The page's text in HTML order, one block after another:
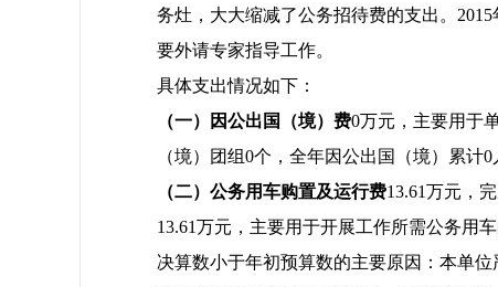
务灶，大大缩减了公务招待费的支出。
要外请专家指导工作。
具体支出情况如下：
（一）因公出国（境）费0万元，主要用于
（境）团组0个，全年因公出国（境）累计0
（二）公务用车购置及运行费13.61万元，
13.61万元，主要用于开展工作所需公务用
决算数小于年初预算数的主要原因：本单